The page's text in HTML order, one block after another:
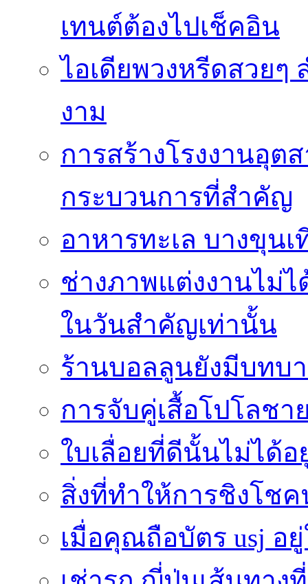
เทนต์ต้องไปเช็คอิน
ไอเดียพวงหรีดสวยๆ
งาม
การสร้างโรงงานอุต
กระบวนการที่สำคัญ
อาหารทะเล บางขุน
ช่างภาพแต่งงานไม่
ในวันสำคัญเท่านั้น
ร้านบอลลูนยังมีบทบ
การจับคู่เสื้อโปโลชา
ใบเลื่อยที่ดีนั้นไม่ได้
สิ่งที่ทำให้การชิงโช
เมื่อคุณถือบัตร usj อ